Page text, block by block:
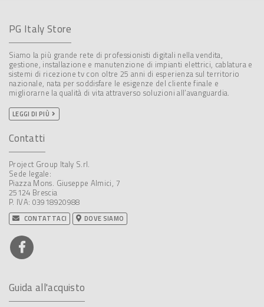
PG Italy Store
Siamo la più grande rete di professionisti digitali nella vendita,
gestione, installazione e manutenzione di impianti elettrici, cablatura e
sistemi di ricezione tv con oltre 25 anni di esperienza sul territorio
nazionale, nata per soddisfare le esigenze del cliente finale e
migliorarne la qualità di vita attraverso soluzioni all’avanguardia.
LEGGI DI PIÙ
Contatti
Project Group Italy S.rl.
Sede legale:
Piazza Mons. Giuseppe Almici, 7
25124 Brescia
P. IVA: 03918920988
CONTATTACI DOVE SIAMO
Guida all'acquisto